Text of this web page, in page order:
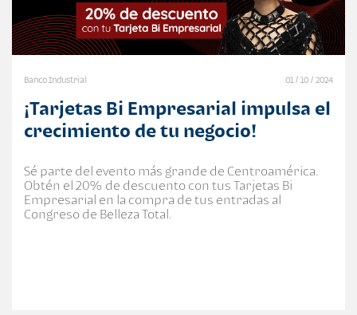
Banco Industrial 01 / 10 / 2024
¡Tarjetas Bi Empresarial impulsa el
crecimiento de tu negocio!
Sé parte del evento más grande de Centroamérica.
Obtén el 20% de descuento con tus Tarjetas Bi
Empresarial en la compra de tus entradas al
Congreso de Belleza Total.